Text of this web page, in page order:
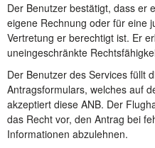
Der Benutzer bestätigt, dass er
eigene Rechnung oder für eine
Vertretung er berechtigt ist. Er
uneingeschränkte
Der Benutzer des Services füllt
Antragsformulars, welches auf
akzeptiert diese ANB. Der
das Recht vor, den Antrag bei
Informationen abzulehnen.